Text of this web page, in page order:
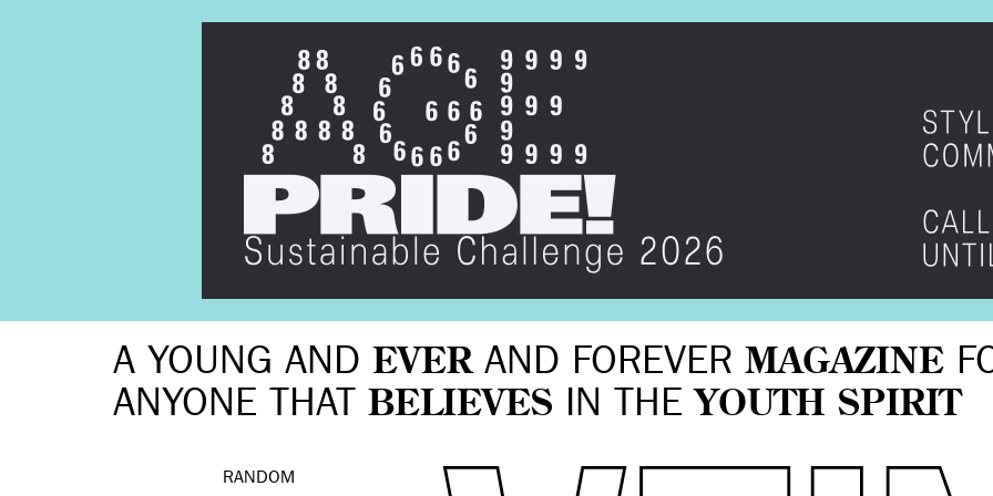
A YOUNG AND EVERAND FOREVER MAGAZINE
ANYONE THAT BELIEVES IN THE YOUTH SPIRIT
RANDOM